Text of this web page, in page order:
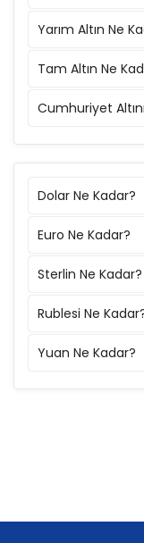
Yarım Altın Ne
Tam Altın Ne
Cumhuriyet
Dolar Ne Kadar?
Euro Ne Kadar?
Sterlin Ne Kadar?
Rublesi Ne
Yuan Ne Kadar?